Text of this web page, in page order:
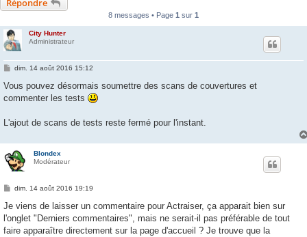
Répondre
8 messages • Page 1 sur 1
City Hunter
Administrateur
M
s
a
dim. 14 août 2016 15:12
Vous pouvez désormais soumettre des scans de couvertures et
commenter les tests
L'ajout de scans de tests reste fermé pour l'instant.
Blondex
Modérateur
M
s
a
g
dim. 14 août 2016 19:19
Je viens de laisser un commentaire pour Actraiser, ça apparait bien sur
l'onglet "Derniers commentaires", mais ne serait-il pas préférable de tout
faire apparaître directement sur la page d'accueil ? Je trouve que la